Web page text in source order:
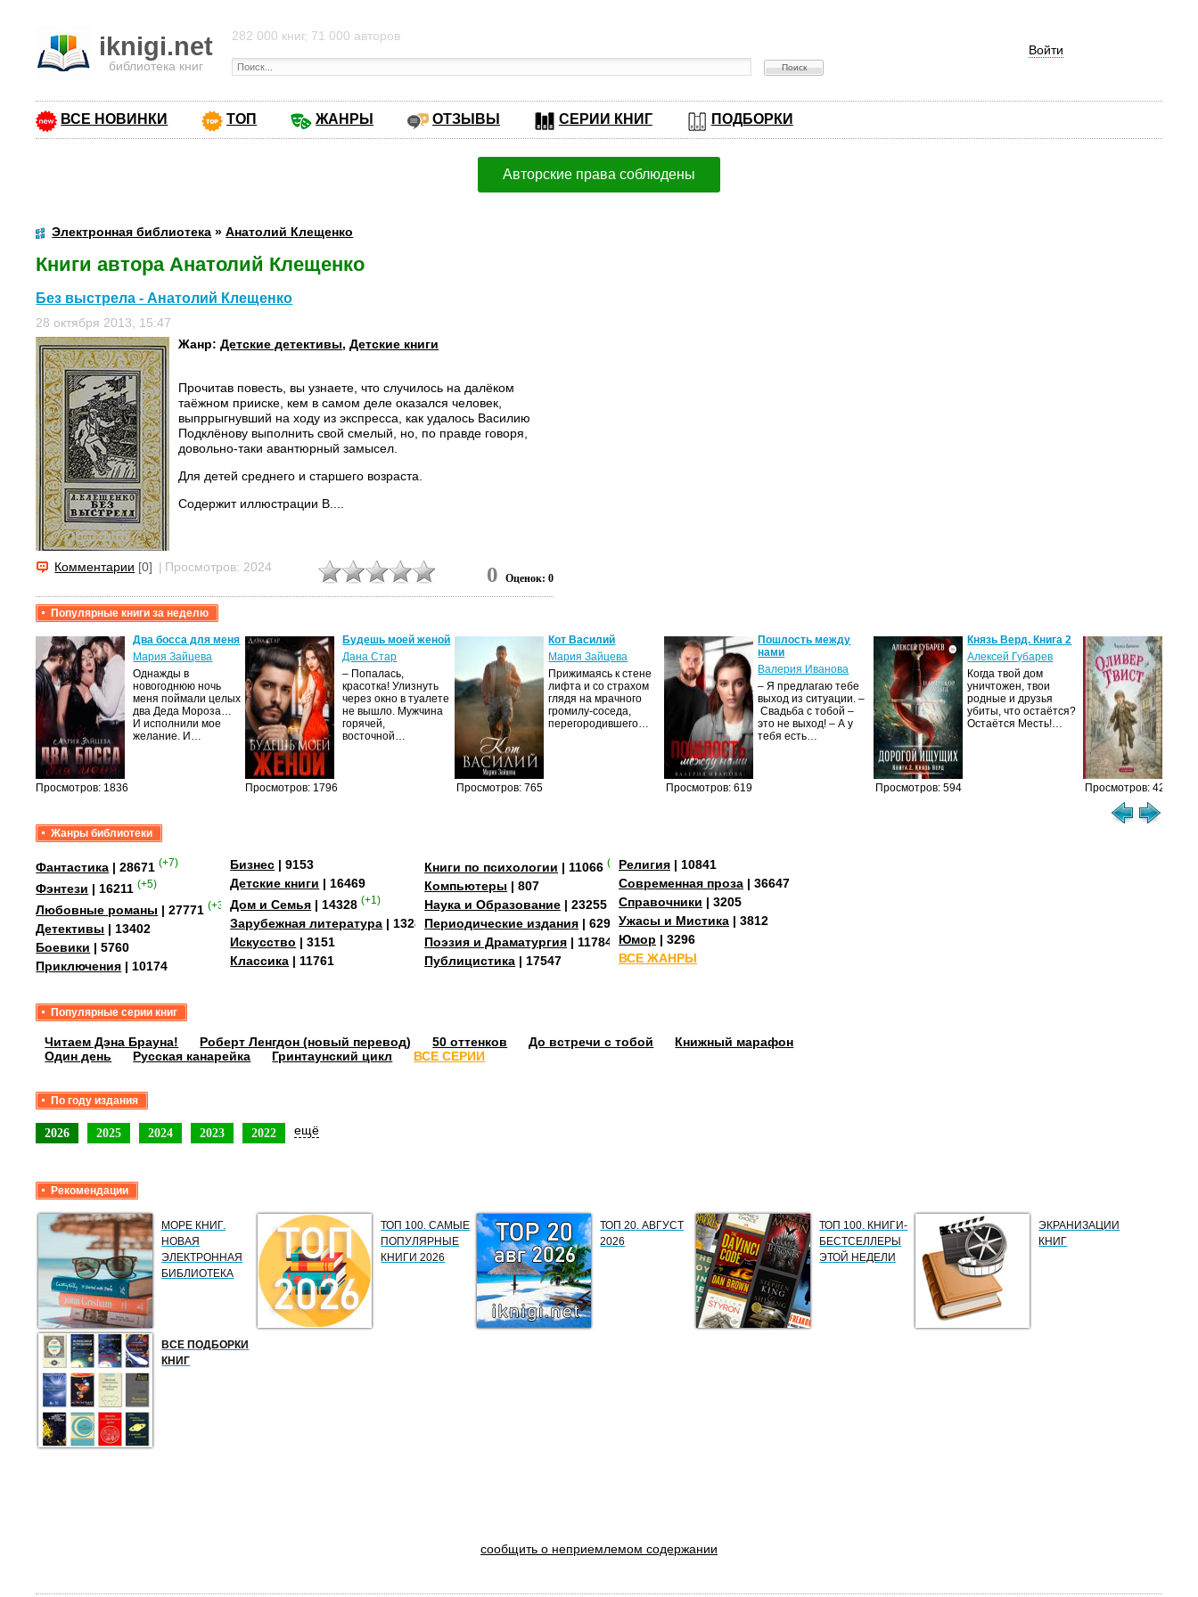
iknigi.net
библиотека книг
Войти
282 000 книг, 71 000 авторов
ВСЕ НОВИНКИ ТОП ЖАНРЫ ОТЗЫВЫ СЕРИИ КНИГ ПОДБОРКИ
Авторские права соблюдены
Электронная библиотека »Анатолий Клещенко
Книги автора Анатолий Клещенко
Без выстрела - Анатолий Клещенко
28 октября 2013, 15:47
Жанр:Детские детективы,Детские книги
Прочитав повесть, вы узнаете, что случилось на далёком
таёжном прииске, кем в самом деле оказался человек,
выпррыгнувший на ходу из экспресса, как удалось Василию
Подклёнову выполнить свой смелый, но, по правде говоря,
довольно-таки авантюрный замысел.
Для детей среднего и старшего возраста.
Содержит иллюстрации В....
Комментарии [0] | Просмотров: 2024 0 Оценок: 0
Популярные книги за неделю
Просмотров: 1836
Два босса для меня
Мария Зайцева
Однажды в
новогоднюю ночь
меня поймали целых
два Деда Мороза…
И исполнили мое
желание. И…
Просмотров: 1796
Будешь моей женой
Дана Стар
– Попалась,
красотка! Улизнуть
через окно в туалете
не вышло. Мужчина
горячей,
восточной…
Просмотров: 765
Кот Василий
Мария Зайцева
Прижимаясь к стене
лифта и со страхом
глядя на мрачного
громилу-соседа,
перегородившего…
Просмотров: 619
Пошлость между
нами
Валерия Иванова
– Я предлагаю тебе
выход из ситуации. –
Свадьба с тобой –
это не выход! – А у
тебя есть…
Просмотров: 594
Князь Верд. Книга 2
Алексей Губарев
Когда твой дом
уничтожен, твои
родные и друзья
убиты, что остаётся?
Остаётся Месть!…
Просмотров: 422
Жанры библиотеки
Фантастика | 28671 (+7)
Фэнтези | 16211 (+5)
Любовные романы | 27771 (+35)
Детективы | 13402
Боевики | 5760
Приключения | 10174
Бизнес | 9153
Детские книги | 16469
Дом и Семья | 14328 (+1)
Зарубежная литература | 13288
Искусство | 3151
Классика | 11761
Книги по психологии | 11066 (+3)
Компьютеры | 807
Наука и Образование | 23255
Периодические издания | 629
Поэзия и Драматургия | 11784
Публицистика | 17547
Религия | 10841
Современная проза | 36647
Справочники | 3205
Ужасы и Мистика | 3812
Юмор | 3296
ВСЕ ЖАНРЫ
Популярные серии книг
Читаем Дэна Брауна! Роберт Ленгдон (новый перевод) 50 оттенков До встречи с тобой
Книжный марафон
Один день
Русская канарейка Гринтаунский цикл ВСЕ СЕРИИ
По году издания
2026 2025 2024 2023 2022 ещё
Рекомендации
МОРЕ КНИГ.
НОВАЯ
ЭЛЕКТРОННАЯ
БИБЛИОТЕКА
ТОП 100. САМЫЕ
ПОПУЛЯРНЫЕ
КНИГИ 2026
ТОП 20. АВГУСТ
2026
ТОП 100. КНИГИ-
БЕСТСЕЛЛЕРЫ
ЭТОЙ НЕДЕЛИ
ЭКРАНИЗАЦИИ
КНИГ
ВСЕ ПОДБОРКИ
КНИГ
сообщить о неприемлемом содержании